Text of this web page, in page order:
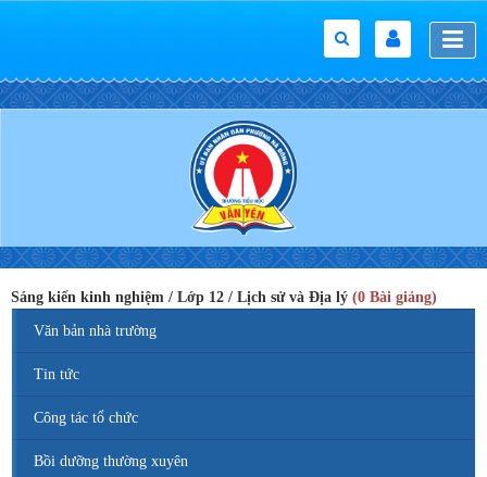
Sáng kiến kinh nghiệm / Lớp 12 / Lịch sử và Địa lý (0 Bài giảng)
Văn bản nhà trường
Tin tức
Công tác tổ chức
Bồi dưỡng thường xuyên